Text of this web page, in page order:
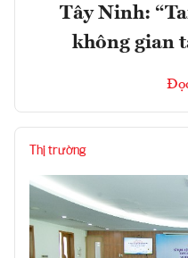
Tây Ninh:
không gian
Thị trường